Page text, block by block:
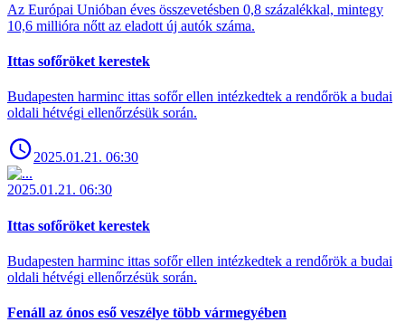
Az Európai Unióban éves összevetésben 0,8 százalékkal, mintegy
10,6 millióra nőtt az eladott új autók száma.
Ittas sofőröket kerestek
Budapesten harminc ittas sofőr ellen intézkedtek a rendőrök a budai
oldali hétvégi ellenőrzésük során.
2025.01.21. 06:30
2025.01.21. 06:30
Ittas sofőröket kerestek
Budapesten harminc ittas sofőr ellen intézkedtek a rendőrök a budai
oldali hétvégi ellenőrzésük során.
Fenáll az ónos eső veszélye több vármegyében